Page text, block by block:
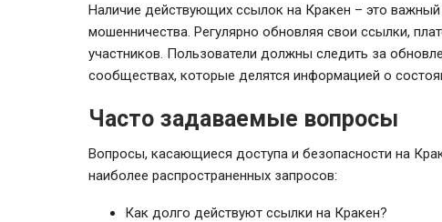
Наличие действующих ссылок на Кракен – это
мошенничества. Регулярно обновляя свои ссылки,
участников. Пользователи должны следить за
сообществах, которые делятся информацией о
Часто задаваемые вопросы
Вопросы, касающиеся доступа и безопасности на
наиболее распространенных запросов:
Как долго действуют ссылки на Кракен?